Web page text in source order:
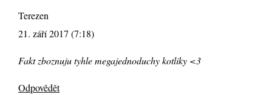
Terezen
21. září 2017 (7:18)
Fakt zboznuju tyhle megajednoduchy kotliky <3
Odpovědět